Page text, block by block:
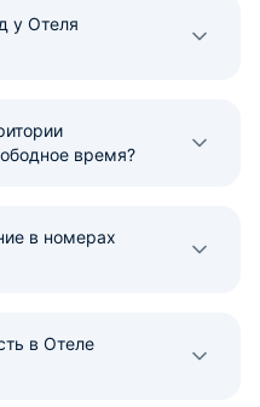
у Отеля
время?
в номерах
в Отеле